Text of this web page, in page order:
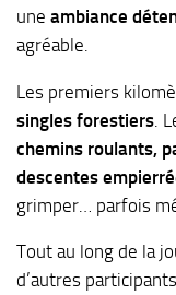
une ambiance
agréable.
Les premiers
singles forestiers .
chemins roulants,
descentes
grimper… parfois
Tout au long de la
d’autres